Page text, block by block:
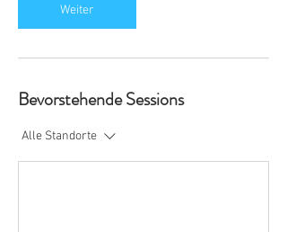
Weiter
Bevorstehende Sessions
Alle Standorte